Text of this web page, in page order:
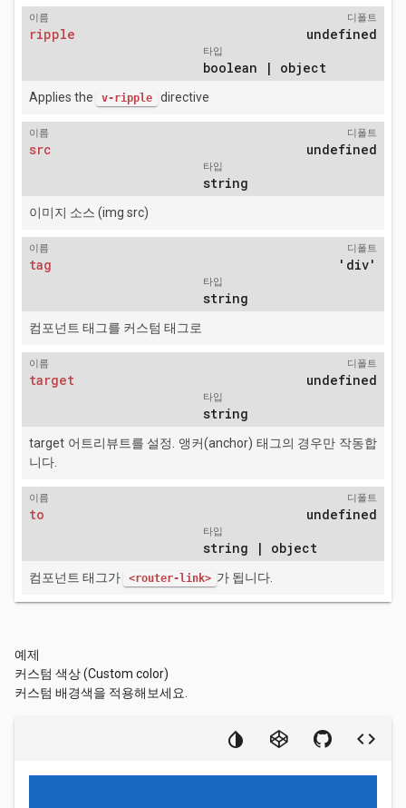
이름
ripple
디폴트
undefined
타입
boolean | object
Applies the v-ripple directive
이름
src
디폴트
undefined
타입
string
이미지 소스 (img src)
이름
tag
디폴트
'div'
타입
string
컴포넌트 태그를 커스텀 태그로
이름
target
디폴트
undefined
타입
string
target 어트리뷰트를 설정. 앵커(anchor) 태그의 경우만 작동합
니다.
이름
to
디폴트
undefined
타입
string | object
컴포넌트 태그가 <router-link> 가 됩니다.
예제
커스텀 색상 (Custom color)
커스텀 배경색을 적용해보세요.